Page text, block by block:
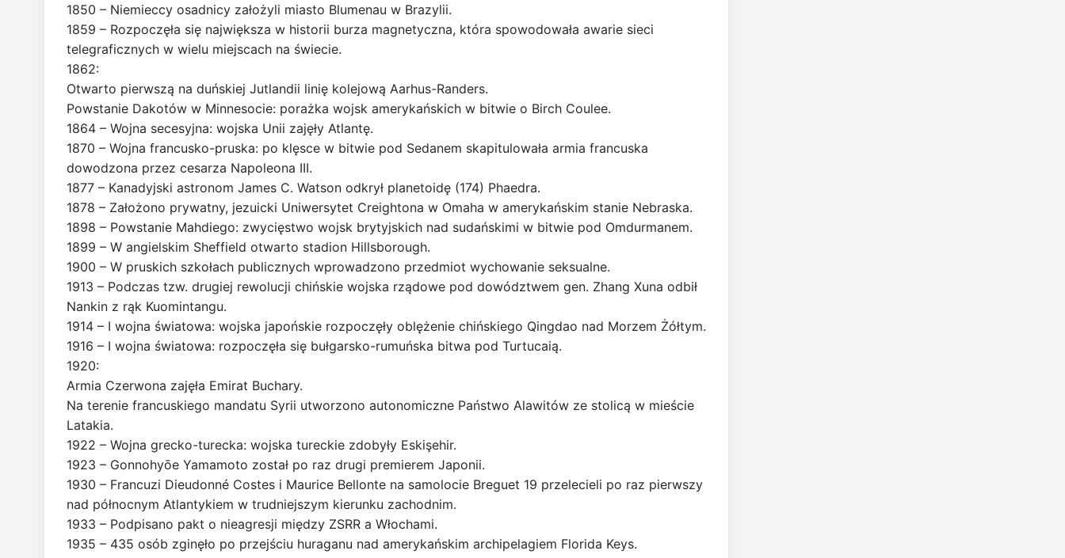
1850 – Niemieccy osadnicy założyli miasto Blumenau w Brazylii.
1859 – Rozpoczęła się największa w historii burza magnetyczna, która spowodowała awarie sieci
telegraficznych w wielu miejscach na świecie.
1862:
Otwarto pierwszą na duńskiej Jutlandii linię kolejową Aarhus-Randers.
Powstanie Dakotów w Minnesocie: porażka wojsk amerykańskich w bitwie o Birch Coulee.
1864 – Wojna secesyjna: wojska Unii zajęły Atlantę.
1870 – Wojna francusko-pruska: po klęsce w bitwie pod Sedanem skapitulowała armia francuska
dowodzona przez cesarza Napoleona III.
1877 – Kanadyjski astronom James C. Watson odkrył planetoidę (174) Phaedra.
1878 – Założono prywatny, jezuicki Uniwersytet Creightona w Omaha w amerykańskim stanie Nebraska.
1898 – Powstanie Mahdiego: zwycięstwo wojsk brytyjskich nad sudańskimi w bitwie pod Omdurmanem.
1899 – W angielskim Sheffield otwarto stadion Hillsborough.
1900 – W pruskich szkołach publicznych wprowadzono przedmiot wychowanie seksualne.
1913 – Podczas tzw. drugiej rewolucji chińskie wojska rządowe pod dowództwem gen. Zhang Xuna odbił
Nankin z rąk Kuomintangu.
1914 – I wojna światowa: wojska japońskie rozpoczęły oblężenie chińskiego Qingdao nad Morzem Żółtym.
1916 – I wojna światowa: rozpoczęła się bułgarsko-rumuńska bitwa pod Turtucaią.
1920:
Armia Czerwona zajęła Emirat Buchary.
Na terenie francuskiego mandatu Syrii utworzono autonomiczne Państwo Alawitów ze stolicą w mieście
Latakia.
1922 – Wojna grecko-turecka: wojska tureckie zdobyły Eskişehir.
1923 – Gonnohyōe Yamamoto został po raz drugi premierem Japonii.
1930 – Francuzi Dieudonné Costes i Maurice Bellonte na samolocie Breguet 19 przelecieli po raz pierwszy
nad północnym Atlantykiem w trudniejszym kierunku zachodnim.
1933 – Podpisano pakt o nieagresji między ZSRR a Włochami.
1935 – 435 osób zginęło po przejściu huraganu nad amerykańskim archipelagiem Florida Keys.